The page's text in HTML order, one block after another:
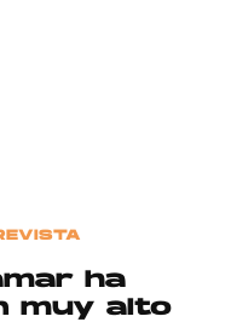
ha
muy alto